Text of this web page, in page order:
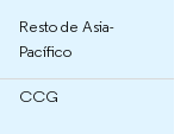
Resto de Asia-
Pacífico
CCG